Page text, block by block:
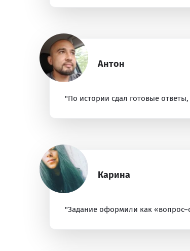
Антон
"По истории сдал готовые
Карина
"Задание оформили как